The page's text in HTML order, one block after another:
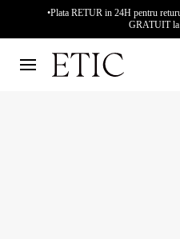
•Plata RETUR in 24H pentru
GRATUIT